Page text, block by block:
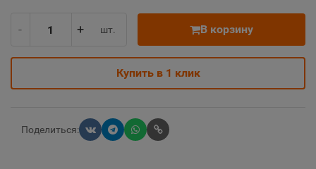
- + шт. В корзину
Купить в 1 клик
Поделиться: